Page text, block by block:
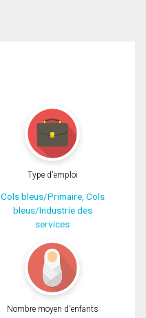
Type d'emploi
Cols bleus/Primaire, Cols
bleus/Industrie des
services
Nombre moyen d'enfants